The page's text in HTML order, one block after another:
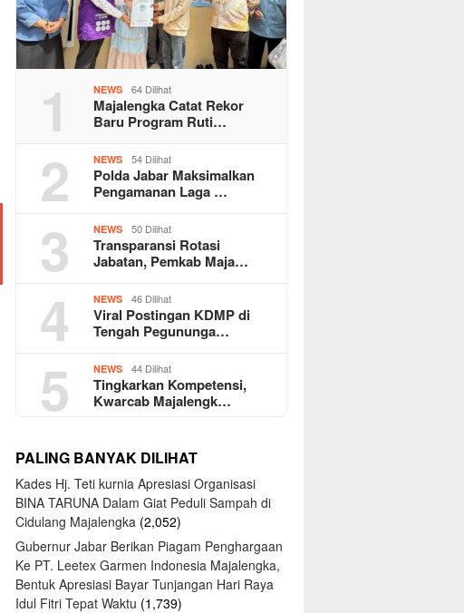
1 NEWS 64 Dilihat
Majalengka Catat Rekor
Baru Program Ruti…
2 NEWS 54 Dilihat
Polda Jabar Maksimalkan
Pengamanan Laga …
3 NEWS 50 Dilihat
Transparansi Rotasi
Jabatan, Pemkab Maja…
4 NEWS 46 Dilihat
Viral Postingan KDMP di
Tengah Pegununga…
5 NEWS 44 Dilihat
Tingkarkan Kompetensi,
Kwarcab Majalengk…
PALING BANYAK DILIHAT
Kades Hj. Teti kurnia Apresiasi Organisasi
BINA TARUNA Dalam Giat Peduli Sampah di
Cidulang Majalengka (2,052)
Gubernur Jabar Berikan Piagam Penghargaan
Ke PT. Leetex Garmen Indonesia Majalengka,
Bentuk Apresiasi Bayar Tunjangan Hari Raya
Idul Fitri Tepat Waktu (1,739)